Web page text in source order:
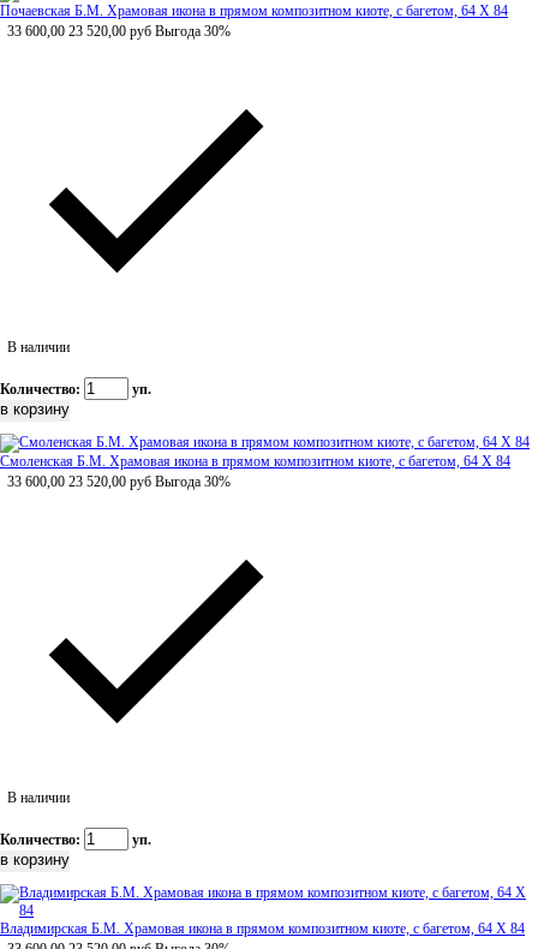
Почаевская Б.М. Храмовая икона в прямом композитном киоте, с багетом, 64 Х 84
33 600,00 23 520,00 руб Выгода 30%
В наличии
Количество: уп.
Смоленская Б.М. Храмовая икона в прямом композитном киоте, с багетом, 64 Х 84
33 600,00 23 520,00 руб Выгода 30%
В наличии
Количество: уп.
Владимирская Б.М. Храмовая икона в прямом композитном киоте, с багетом, 64 Х 84